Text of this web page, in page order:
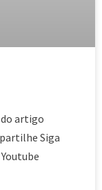
artigo
Siga